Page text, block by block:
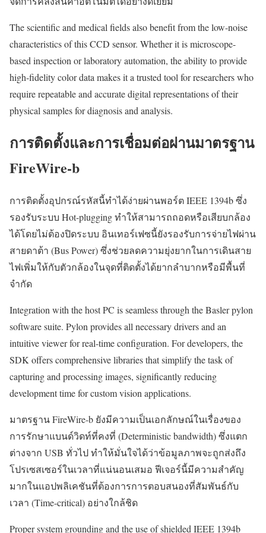
The scientific and medical fields also benefit from the low-noise
characteristics of this CCD sensor. Whether it is microscope-
based inspection or laboratory automation, the ability to provide
high-fidelity color data makes it a trusted tool for researchers who
require repeatable and accurate digital representations of their
physical samples for diagnosis and analysis.
การติดตั้งและการเชื่อมต่อผ่านมาตรฐาน
FireWire-b
การติดตั้งอุปกรณ์รหัสนี้ทำได้ง่ายผ่านพอร์ต IEEE 1394b ซึ่ง
รองรับระบบ Hot-plugging ทำให้สามารถถอดหรือเสียบกล้อง
ได้โดยไม่ต้องปิดระบบ อินเทอร์เฟซนี้ยังรองรับการจ่ายไฟผ่าน
สายดาต้า (Bus Power) ซึ่งช่วยลดความยุ่งยากในการเดินสาย
ไฟเพิ่มให้กับตัวกล้องในจุดที่ติดตั้งได้ยากลำบากหรือมีพื้นที่
จำกัด
Integration with the host PC is seamless through the Basler pylon
software suite. Pylon provides all necessary drivers and an
intuitive viewer for real-time configuration. For developers, the
SDK offers comprehensive libraries that simplify the task of
capturing and processing images, significantly reducing
development time for custom vision applications.
มาตรฐาน FireWire-b ยังมีความเป็นเอกลักษณ์ในเรื่องของ
การรักษาแบนด์วิดท์ที่คงที่ (Deterministic bandwidth) ซึ่งแตก
ต่างจาก USB ทั่วไป ทำให้มั่นใจได้ว่าข้อมูลภาพจะถูกส่งถึง
โปรเซสเซอร์ในเวลาที่แน่นอนเสมอ ฟีเจอร์นี้มีความสำคัญ
มากในแอปพลิเคชันที่ต้องการการตอบสนองที่สัมพันธ์กับ
เวลา (Time-critical) อย่างใกล้ชิด
Proper system grounding and the use of shielded IEEE 1394b